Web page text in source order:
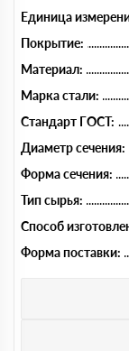
Единица
Покрытие:
Материал:
Марка стали:
Стандарт ГОСТ:
Диаметр сечения:
Форма сечения:
Тип сырья:
Способ
Форма поставки: